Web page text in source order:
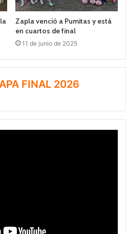
Zapla venció a Pumitas y está
en cuartos de final
11 de junio de 2025
FINAL 2026